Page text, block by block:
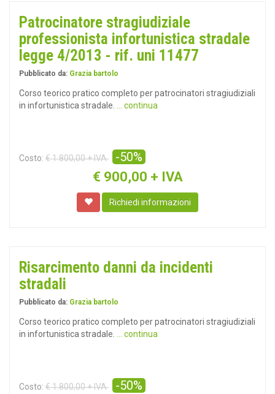
Patrocinatore stragiudiziale
professionista infortunistica stradale
legge 4/2013 - rif. uni 11477
Pubblicato da: Grazia bartolo
Corso teorico pratico completo per patrocinatori stragiudiziali
in infortunistica stradale.
... continua
Costo: € 1.800,00 + IVA -50%
€ 900,00 + IVA
Richiedi informazioni
Risarcimento danni da incidenti
stradali
Pubblicato da: Grazia bartolo
Corso teorico pratico completo per patrocinatori stragiudiziali
in infortunistica stradale.
... continua
Costo: € 1.800,00 + IVA -50%